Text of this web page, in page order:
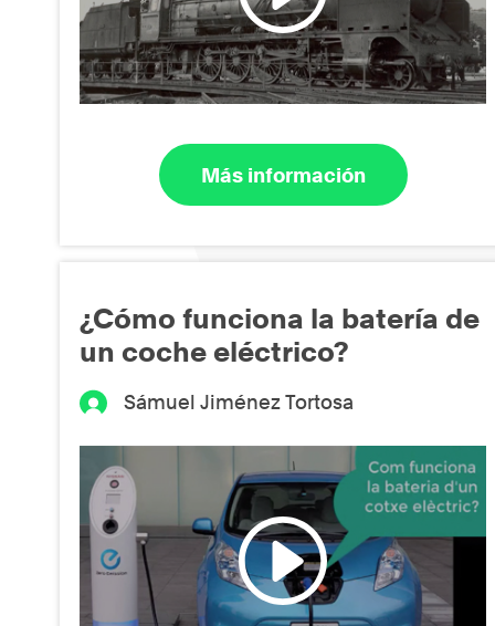
Más información
¿Cómo funciona la batería de
un coche eléctrico?
Sámuel Jiménez Tortosa